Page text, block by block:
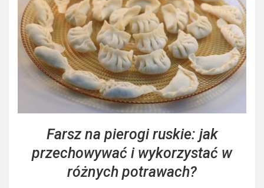
Farsz na pierogi ruskie: jak
przechowywać i wykorzystać w
różnych potrawach?